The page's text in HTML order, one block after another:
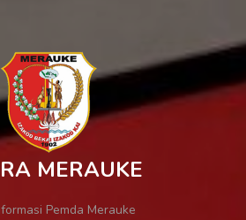
MERAUKE
Pemda Merauke